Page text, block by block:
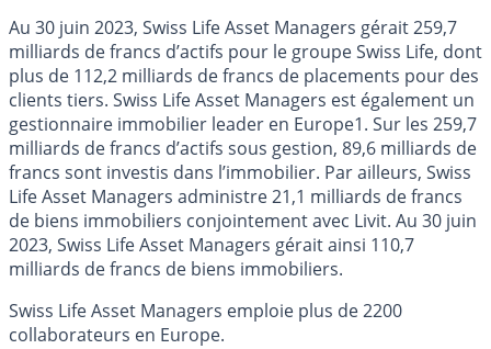
Au 30 juin 2023, Swiss Life Asset Managers gérait 259,7
milliards de francs d’actifs pour le groupe Swiss Life, dont
plus de 112,2 milliards de francs de placements pour des
clients tiers. Swiss Life Asset Managers est également un
gestionnaire immobilier leader en Europe1. Sur les 259,7
milliards de francs d’actifs sous gestion, 89,6 milliards de
francs sont investis dans l’immobilier. Par ailleurs, Swiss
Life Asset Managers administre 21,1 milliards de francs
de biens immobiliers conjointement avec Livit. Au 30 juin
2023, Swiss Life Asset Managers gérait ainsi 110,7
milliards de francs de biens immobiliers.
Swiss Life Asset Managers emploie plus de 2200
collaborateurs en Europe.